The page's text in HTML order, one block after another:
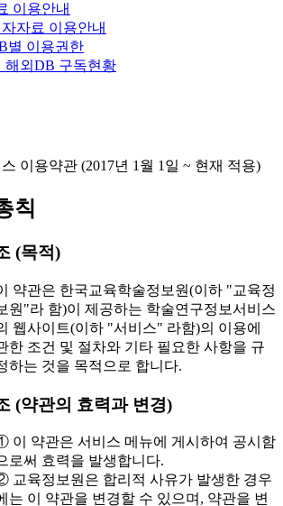
이용안내
자료 이용안내
별 이용권한
해외DB 구독현황
이용약관 (2017년 1월 1일 ~ 현재 적용)
칙
(목적)
약관은 한국교육학술정보원(이하 "교육정
원"라 함)이 제공하는 학술연구정보서비스
웹사이트(이하 "서비스" 라함)의 이용에
한 조건 및 절차와 기타 필요한 사항을 규
하는 것을 목적으로 합니다.
(약관의 효력과 변경)
이 약관은 서비스 메뉴에 게시하여 공시함
로써 효력을 발생합니다.
교육정보원은 합리적 사유가 발생한 경우
는 이 약관을 변경할 수 있으며, 약관을 변